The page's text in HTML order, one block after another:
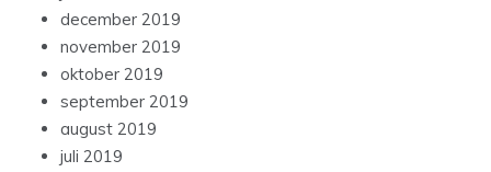
december 2019
november 2019
oktober 2019
september 2019
august 2019
juli 2019